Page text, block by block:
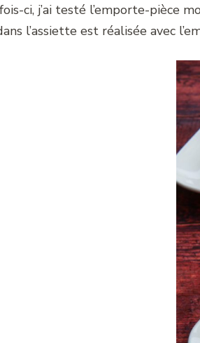
ci, j’ai testé l’emporte-pièce
l’assiette est réalisée avec